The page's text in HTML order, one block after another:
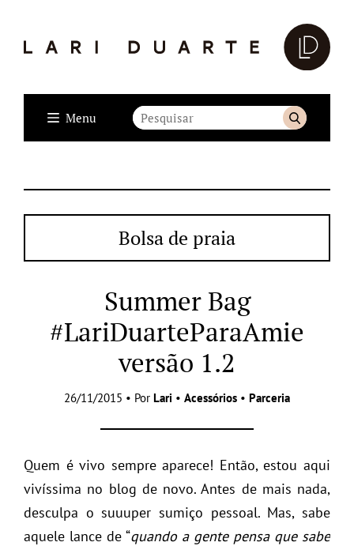
Menu
Bolsa de praia
Summer Bag
#LariDuarteParaAmie
versão 1.2
26/11/2015 • Por Lari • Acessórios • Parceria
Quem é vivo sempre aparece! Então, estou aqui
vivíssima no blog de novo. Antes de mais nada,
desculpa o suuuper sumiço pessoal. Mas, sabe
aquele lance de “quando a gente pensa que sabe